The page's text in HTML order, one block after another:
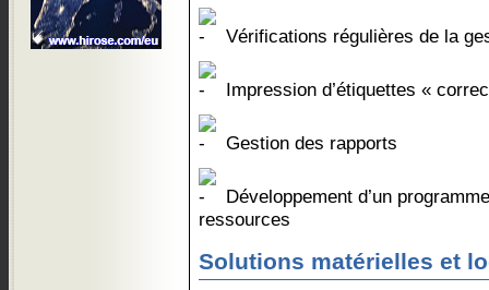
Vérifications régulières de la
Impression d’étiquettes «
Gestion des rapports
Développement d’un
ressources
Solutions matérielles et